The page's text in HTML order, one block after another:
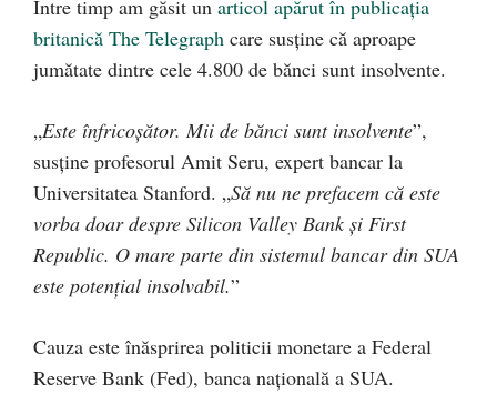
Între timp am găsit un articol apărut în publicația
britanică The Telegraph care susține că aproape
jumătate dintre cele 4.800 de bănci sunt insolvente.
„Este înfricoșător. Mii de bănci sunt insolvente”,
susține profesorul Amit Seru, expert bancar la
Universitatea Stanford. „Să nu ne prefacem că este
vorba doar despre Silicon Valley Bank și First
Republic. O mare parte din sistemul bancar din SUA
este potențial insolvabil.”
Cauza este înăsprirea politicii monetare a Federal
Reserve Bank (Fed), banca națională a SUA.